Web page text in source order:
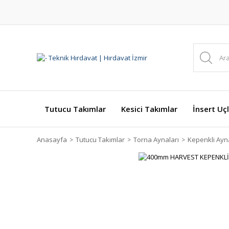
Tutucu Takımlar Kesici Takımlar İnsert
Anasayfa Tutucu Takımlar Torna Aynaları Kepenkli